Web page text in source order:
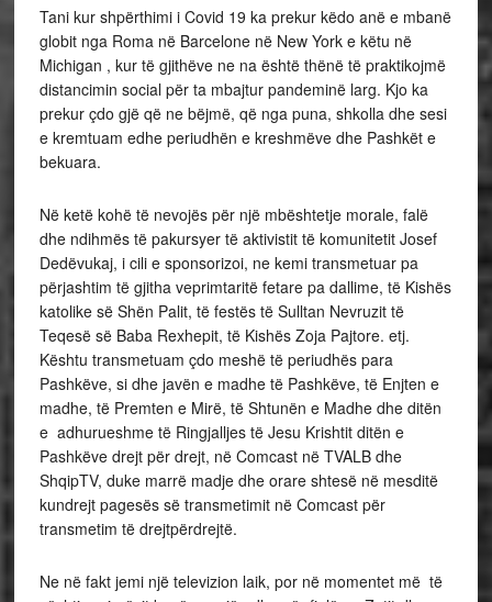
Tani kur shpërthimi i Covid 19 ka prekur këdo anë e mbanë
globit nga Roma në Barcelone në New York e këtu në
Michigan , kur të gjithëve ne na është thënë të praktikojmë
distancimin social për ta mbajtur pandeminë larg. Kjo ka
prekur çdo gjë që ne bëjmë, që nga puna, shkolla dhe sesi
e kremtuam edhe periudhën e kreshmëve dhe Pashkët e
bekuara.
Në ketë kohë të nevojës për një mbështetje morale, falë
dhe ndihmës të pakursyer të aktivistit të komunitetit Josef
Dedëvukaj, i cili e sponsorizoi, ne kemi transmetuar pa
përjashtim të gjitha veprimtaritë fetare pa dallime, të Kishës
katolike së Shën Palit, të festës të Sulltan Nevruzit të
Teqesë së Baba Rexhepit, të Kishës Zoja Pajtore. etj.
Kështu transmetuam çdo meshë të periudhës para
Pashkëve, si dhe javën e madhe të Pashkëve, të Enjten e
madhe, të Premten e Mirë, të Shtunën e Madhe dhe ditën
e adhurueshme të Ringjalljes të Jesu Krishtit ditën e
Pashkëve drejt për drejt, në Comcast në TVALB dhe
ShqipTV, duke marrë madje dhe orare shtesë në mesditë
kundrejt pagesës së transmetimit në Comcast për
transmetim të drejtpërdrejtë.
Ne në fakt jemi një televizion laik, por në momentet më të